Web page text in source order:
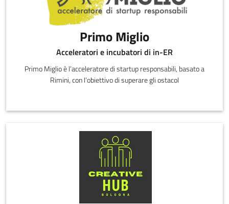
Primo Miglio
Acceleratori e incubatori di in-ER
Primo Miglio è l’acceleratore di startup responsabili, basato a
Rimini, con l’obiettivo di superare gli ostacol